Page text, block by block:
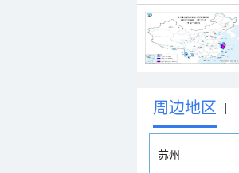
周边地区 |
苏州